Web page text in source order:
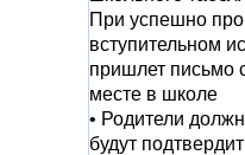
При успешно
вступительном
пришлет письмо
месте в школе
• Родители
будут